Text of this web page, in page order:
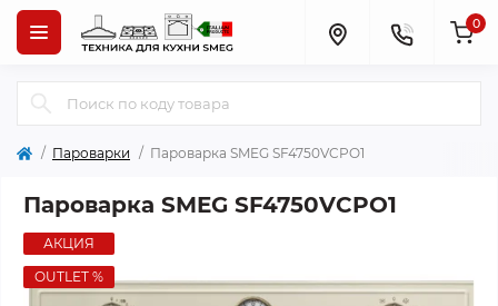
0
Пароварки Пароварка SMEG SF4750VCPO1
Пароварка SMEG SF4750VCPO1
АКЦИЯ
OUTLET %